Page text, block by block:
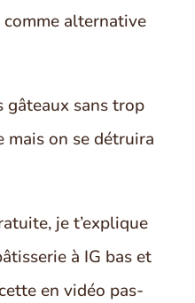
alternative
gâteaux sans trop
mais on se détruira
je t’explique
à IG bas et
en vidéo pas-